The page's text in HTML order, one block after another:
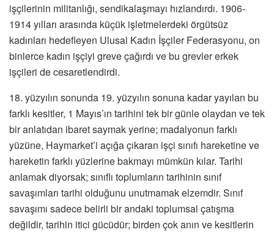
işçilerinin militanlığı, sendikalaşmayı hızlandırdı. 1906-
1914 yılları arasında küçük işletmelerdeki örgütsüz
kadınları hedefleyen Ulusal Kadın İşçiler Federasyonu, on
binlerce kadın işçiyi greve çağırdı ve bu grevler erkek
işçileri de cesaretlendirdi.
18. yüzyılın sonunda 19. yüzyılın sonuna kadar yayılan bu
farklı kesitler, 1 Mayıs’ın tarihini tek bir günle olaydan ve tek
bir anlatıdan ibaret saymak yerine; madalyonun farklı
yüzüne, Haymarket’i açığa çıkaran işçi sınıfı hareketine ve
hareketin farklı yüzlerine bakmayı mümkün kılar. Tarihi
anlamak diyorsak; sınıflı toplumların tarihinin sınıf
savaşımları tarihi olduğunu unutmamak elzemdir. Sınıf
savaşımı sadece belirli bir andaki toplumsal çatışma
değildir, tarihin itici gücüdür; birden çok anın ve kesitlerin